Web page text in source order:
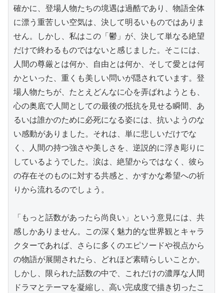
確かに、登場人物たちの境遇は過酷であり、物語全体
に漂う重苦しい空気は、決して明るいものではありま
せん。しかし、私はこの「鬱」が、決して単なる絶望
だけで終わるものではないと感じました。そこには、
人間の尊厳とは何か、自由とは何か、そして愛とは何
かといった、重くも美しい問いが隠されています。登
場人物たちが、たとえどんなに心を弄ばれようとも、
心の奥底で人間としての最後の抵抗を見せる瞬間、あ
るいは誰かのために必死になる姿には、抗いようのな
い感動がありました。それは、単に悲しいだけでな
く、人間の持つ強さや美しさを、逆説的に浮き彫りに
しているようでした。涙は、絶望からではなく、彼ら
の存在そのものに対する共感と、かすかな希望への祈
りから流れるのでしょう。
「もっと話数があったら尚良い」という意見には、共
感しかありません。この深く魅力的な世界観とキャラ
クターであれば、さらに多くのエピソードや視点から
の物語が展開されたら、どれほど素晴らしいことか。
しかし、限られた話数の中で、これだけの濃厚な人間
ドラマとテーマを凝縮し、高い完成度で描き切ったこ